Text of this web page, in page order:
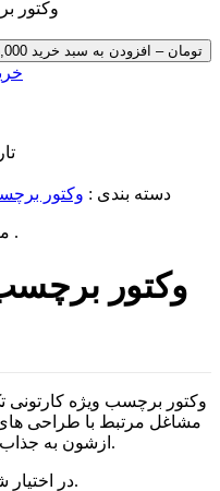
دسته بندی : وکتور
است .
وکتور
وکتور برچسب ویژه
مشاغل مرتبط با طراحی های
ازشون به جذاب شدن طرحتون کمک کنه و لذت ببرید.
این وکتور با فرمت EPS در اختیار شما قرار دارد.